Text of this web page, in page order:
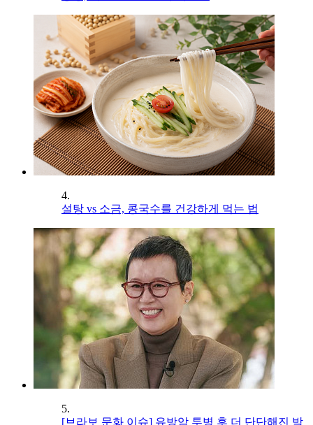
4.
설탕 vs 소금, 콩국수를 건강하게 먹는 법
5.
[브라보 문화 이슈] 유방암 투병 후 더 단단해진 박